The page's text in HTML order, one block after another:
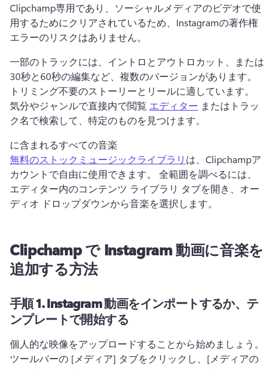
Clipchamp専用であり、ソーシャルメディアのビデオで使
用するためにクリアされているため、Instagramの著作権
エラーのリスクはありません。
一部のトラックには、イントロとアウトロカット、または
気分やジャンルで直接内で閲覧 エディター またはトラッ
ク名で検索して、特定のものを見つけます。
に含まれるすべての音楽
無料のストックミュージックライブラリ は、Clipchampア
カウントで自由に使用できます。 全範囲を調べるには、
エディター内のコンテンツ ライブラリ タブを開き、オー
ディオ ドロップダウンから音楽を選択します。
Clipchamp で Instagram 動画に音楽を
追加する方法
手順 1.Instagram 動画をインポートするか、テ
ンプレートで開始する
ツールバーの [メディア] タブをクリックし、[メディアの